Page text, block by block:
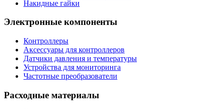
Накидные гайки
Электронные компоненты
Контроллеры
Аксессуары для контроллеров
Датчики давления и температуры
Устройства для мониторинга
Частотные преобразователи
Расходные материалы